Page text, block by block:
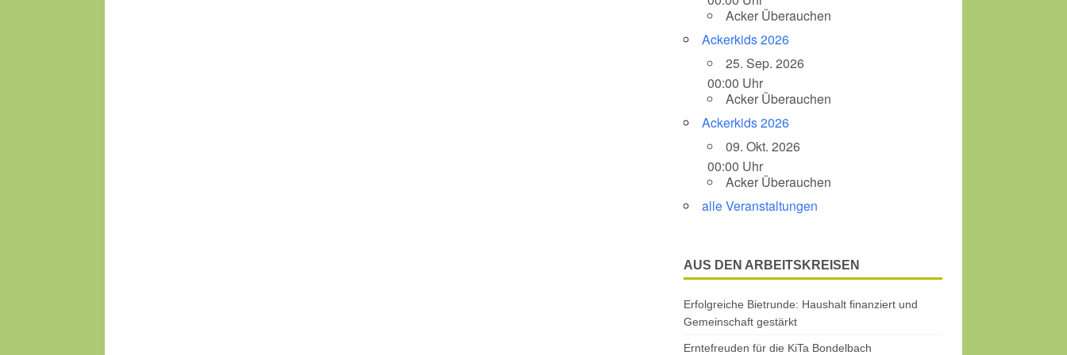
Acker Überauchen
Ackerkids 2026
25. Sep. 2026
00:00 Uhr
Acker Überauchen
Ackerkids 2026
09. Okt. 2026
00:00 Uhr
Acker Überauchen
alle Veranstaltungen
AUS DEN ARBEITSKREISEN
Erfolgreiche Bietrunde: Haushalt finanziert und
Gemeinschaft gestärkt
Erntefreuden für die KiTa Bondelbach